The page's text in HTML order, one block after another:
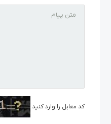
کد مقابل را وارد کنید